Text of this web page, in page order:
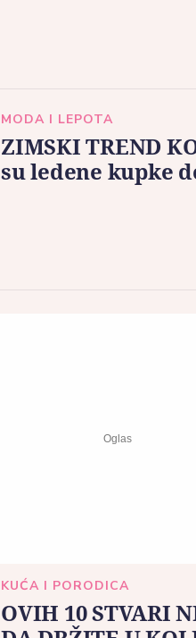
MODA I LEPOTA
ZIMSKI TREND
su ledene kupke
KUĆA I PORODICA
OVIH 10 STVARI